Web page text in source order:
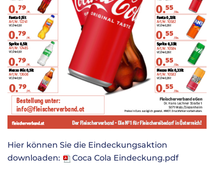
Hier können Sie die Eindeckungsaktion
downloaden:
Coca Cola Eindeckung.pdf